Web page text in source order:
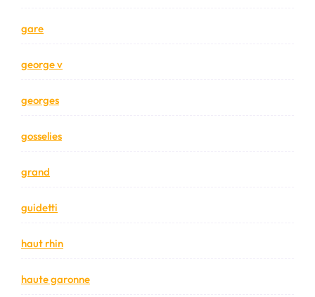
gare
george v
georges
gosselies
grand
guidetti
haut rhin
haute garonne